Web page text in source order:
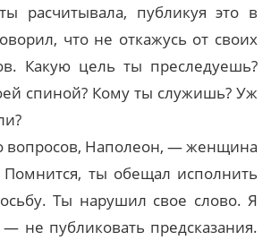
расчитывала, публикуя это в
что не откажусь от своих
Какую цель ты преследуешь?
спиной? Кому ты служишь? Уж
вопросов, Наполеон, — женщина
ты обещал исполнить
Ты нарушил свое слово. Я
не публиковать предсказания.